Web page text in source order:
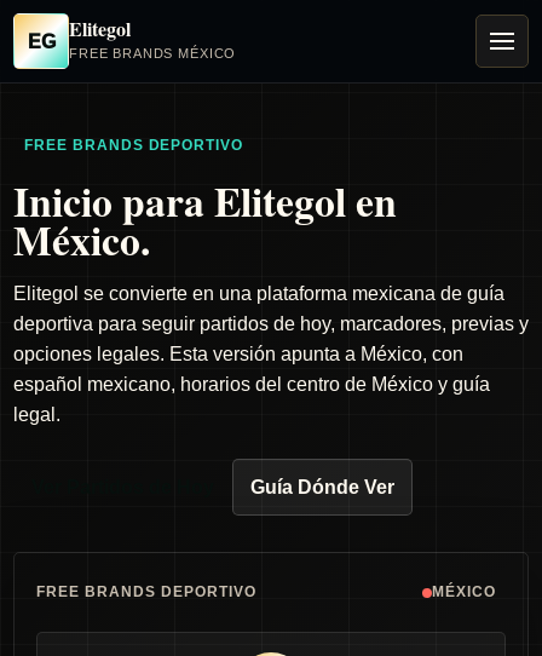
EG Elitegol
FREE BRANDS MÉXICO
FREE BRANDS DEPORTIVO
Inicio para Elitegol en
México.
Elitegol se convierte en una plataforma mexicana de guía
deportiva para seguir partidos de hoy, marcadores, previas y
opciones legales. Esta versión apunta a México, con
español mexicano, horarios del centro de México y guía
legal.
Guía Dónde Ver
FREE BRANDS DEPORTIVO MÉXICO